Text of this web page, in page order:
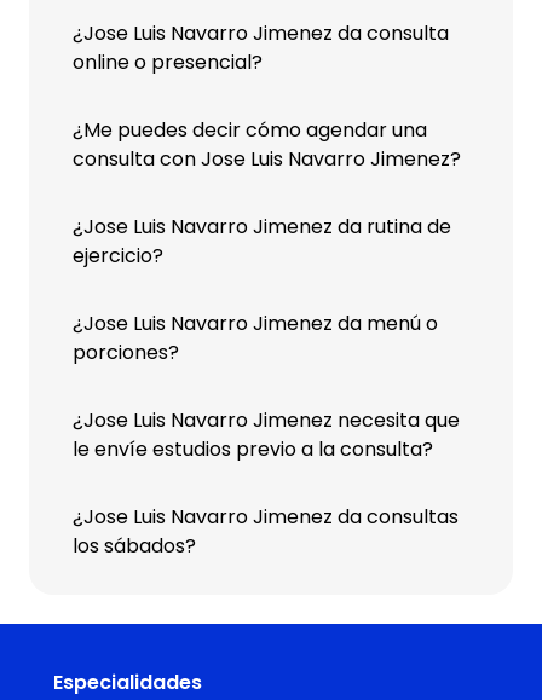
¿Jose Luis Navarro Jimenez da consulta
online o presencial?
¿Me puedes decir cómo agendar una
consulta con Jose Luis Navarro Jimenez?
¿Jose Luis Navarro Jimenez da rutina de
ejercicio?
¿Jose Luis Navarro Jimenez da menú o
porciones?
¿Jose Luis Navarro Jimenez necesita que
le envíe estudios previo a la consulta?
¿Jose Luis Navarro Jimenez da consultas
los sábados?
Especialidades